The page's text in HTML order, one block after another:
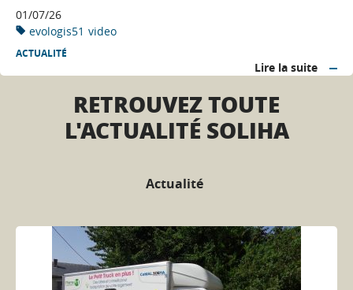
01/07/26
evologis51 video
ACTUALITÉ
Lire la suite
RETROUVEZ TOUTE
L'ACTUALITÉ SOLIHA
Actualité